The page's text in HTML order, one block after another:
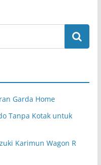
Garda Home
Tanpa Kotak untuk
Karimun Wagon R